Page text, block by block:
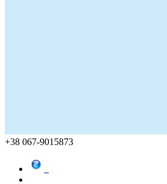
+38 067-9015873